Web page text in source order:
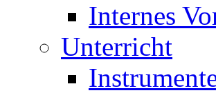
Internes
Unterricht